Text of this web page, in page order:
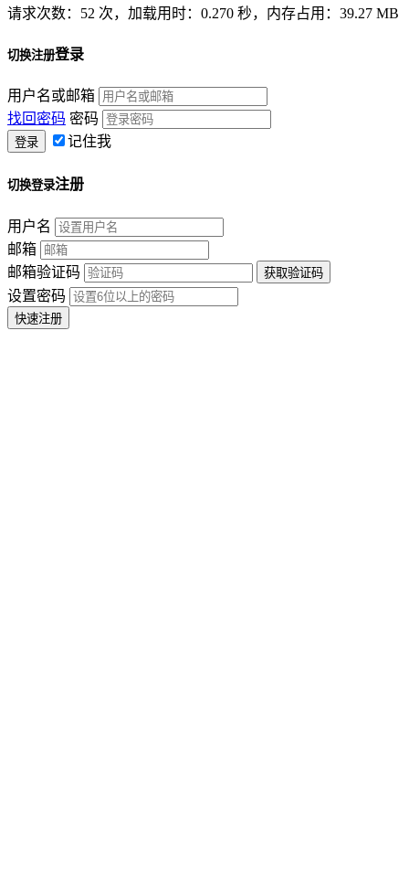
请求次数：52 次，加载用时：0.270 秒，内存占用：39.27 MB
切换注册登录
用户名或邮箱
找回密码 密码
记住我
切换登录注册
用户名
邮箱
邮箱验证码
设置密码